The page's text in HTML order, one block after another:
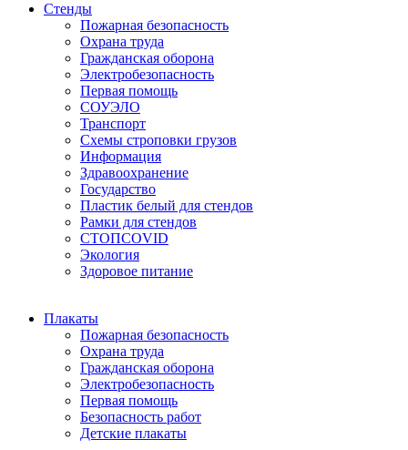
Стенды
Пожарная безопасность
Охрана труда
Гражданская оборона
Электробезопасность
Первая помощь
СОУЭЛО
Транспорт
Схемы строповки грузов
Информация
Здравоохранение
Государство
Пластик белый для стендов
Рамки для стендов
СТОПCOVID
Экология
Здоровое питание
Плакаты
Пожарная безопасность
Охрана труда
Гражданская оборона
Электробезопасность
Первая помощь
Безопасность работ
Детские плакаты